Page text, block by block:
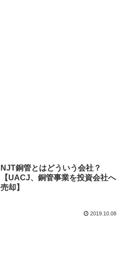
NJT銅管とはどういう会社？
【UACJ、銅管事業を投資会社へ
売却】
2019.10.08